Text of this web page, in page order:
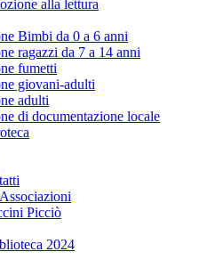
alla lettura
Bimbi da 0 a 6 anni
ragazzi da 7 a 14 anni
fumetti
giovani-adulti
adulti
di documentazione locale
Picciò
2024